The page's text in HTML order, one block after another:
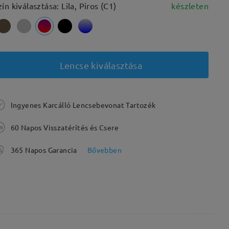
kiválasztása: Lila, Piros (C1) készleten
Lencse kiválasztása
Ingyenes Karcálló Lencsebevonat Tartozék
60 Napos Visszatérítés és Csere
365 Napos Garancia Bővebben